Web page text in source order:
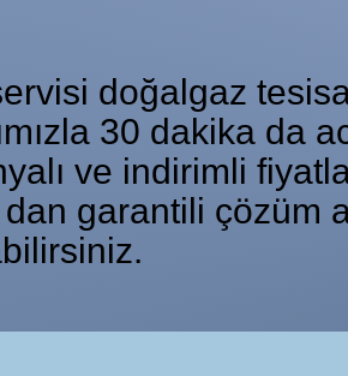
doğalgaz
30 dakika da
ve indirimli
garantili çözüm